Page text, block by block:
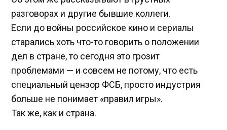
разговорах и другие бывшие коллеги.
Если до войны российское кино и сериалы
старались хоть что-то говорить о положении
дел в стране, то сегодня это грозит
проблемами — и совсем не потому, что есть
специальный цензор ФСБ, просто индустрия
больше не понимает «правил игры».
Так же, как и страна.